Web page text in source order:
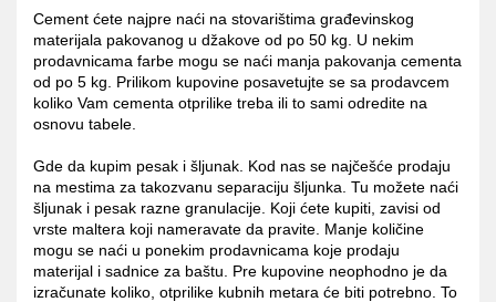
Cement ćete najpre naći na stovarištima građevinskog
materijala pakovanog u džakove od po 50 kg. U nekim
prodavnicama farbe mogu se naći manja pakovanja cementa
od po 5 kg. Prilikom kupovine posavetujte se sa prodavcem
koliko Vam cementa otprilike treba ili to sami odredite na
osnovu tabele.
Gde da kupim pesak i šljunak. Kod nas se najčešće prodaju
na mestima za takozvanu separaciju šljunka. Tu možete naći
šljunak i pesak razne granulacije. Koji ćete kupiti, zavisi od
vrste maltera koji nameravate da pravite. Manje količine
mogu se naći u ponekim prodavnicama koje prodaju
materijal i sadnice za baštu. Pre kupovine neophodno je da
izračunate koliko, otprilike kubnih metara će biti potrebno. To